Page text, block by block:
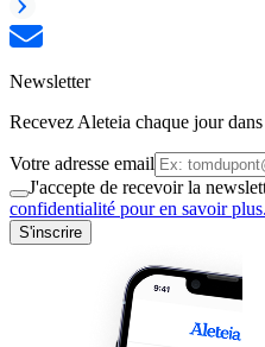
Newsletter
Recevez Aleteia chaque jour
Votre adresse email
J'accepte de recevoir la
confidentialité pour en savoir plus.
S'inscrire